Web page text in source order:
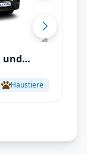
und
Haustiere